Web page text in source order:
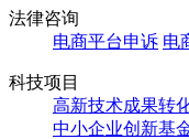
法律咨询
电商平台申诉 电
科技项目
高新技术成果转
中小企业创新基